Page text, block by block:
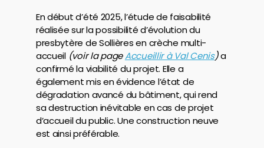
En début d’été 2025, l’étude de faisabilité
réalisée sur la possibilité d’évolution du
presbytère de Sollières en crèche multi-
accueil (voir la pageAccueillir à Val Cenis)a
confirmé la viabilité du projet. Elle a
également mis en évidence l’état de
dégradation avancé du bâtiment, qui rend
sa destruction inévitable en cas de projet
d’accueil du public. Une construction neuve
est ainsi préférable.